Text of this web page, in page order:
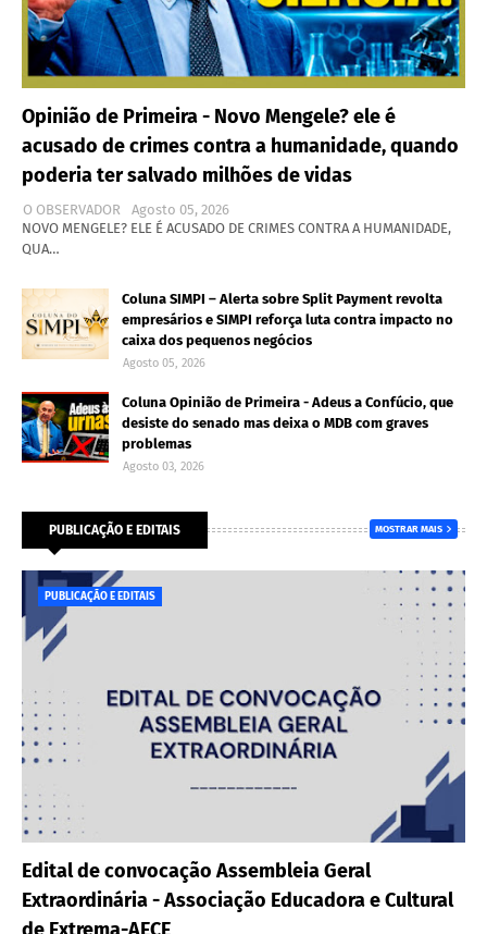
Opinião de Primeira - Novo Mengele? ele é
acusado de crimes contra a humanidade, quando
poderia ter salvado milhões de vidas
O OBSERVADOR
Agosto 05, 2026
NOVO MENGELE? ELE É ACUSADO DE CRIMES CONTRA A HUMANIDADE,
QUA…
Coluna SIMPI – Alerta sobre Split Payment revolta
empresários e SIMPI reforça luta contra impacto no
caixa dos pequenos negócios
Agosto 05, 2026
Coluna Opinião de Primeira - Adeus a Confúcio, que
desiste do senado mas deixa o MDB com graves
problemas
Agosto 03, 2026
PUBLICAÇÃO E EDITAIS MOSTRAR MAIS
PUBLICAÇÃO E EDITAIS
Edital de convocação Assembleia Geral
Extraordinária - Associação Educadora e Cultural